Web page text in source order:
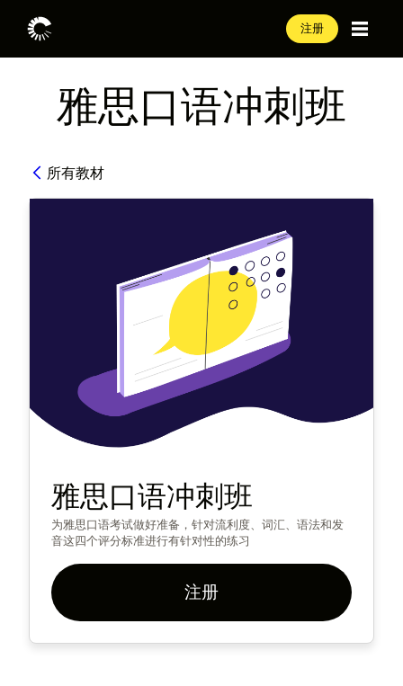
注册
雅思口语冲刺班
所有教材
雅思口语冲刺班
为雅思口语考试做好准备，针对流利度、词汇、语法和发
音这四个评分标准进行有针对性的练习
注册